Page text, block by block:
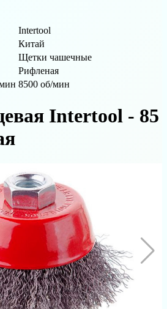
Intertool
Китай
Щетки чашечные
Рифленая
8500 об/мин
Intertool - 85